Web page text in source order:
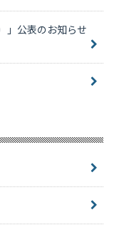
」公表のお知らせ